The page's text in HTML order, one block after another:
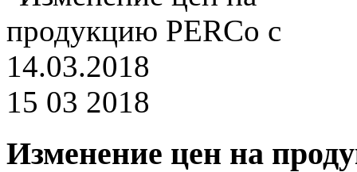
15 03 2018
Изменение цен на